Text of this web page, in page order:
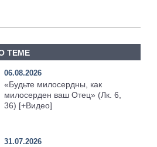
ТЕМЕ
06.08.2026
«Будьте милосердны, как
милосерден ваш Отец» (Лк. 6,
36) [+Видео]
31.07.2026